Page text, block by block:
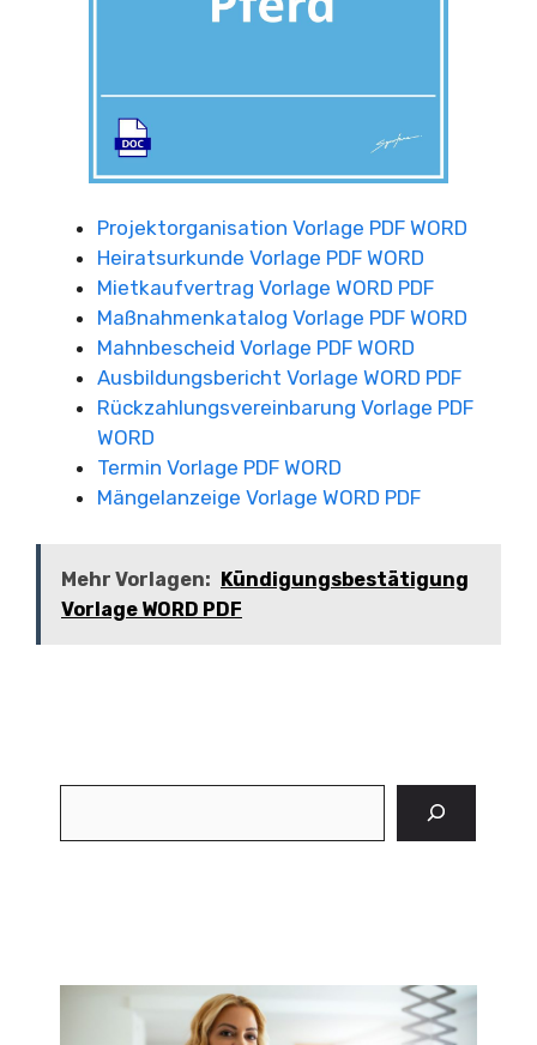
Projektorganisation Vorlage PDF WORD
Heiratsurkunde Vorlage PDF WORD
Mietkaufvertrag Vorlage WORD PDF
Maßnahmenkatalog Vorlage PDF WORD
Mahnbescheid Vorlage PDF WORD
Ausbildungsbericht Vorlage WORD PDF
Rückzahlungsvereinbarung Vorlage PDF
WORD
Termin Vorlage PDF WORD
Mängelanzeige Vorlage WORD PDF
Mehr Vorlagen: Kündigungsbestätigung
Vorlage WORD PDF